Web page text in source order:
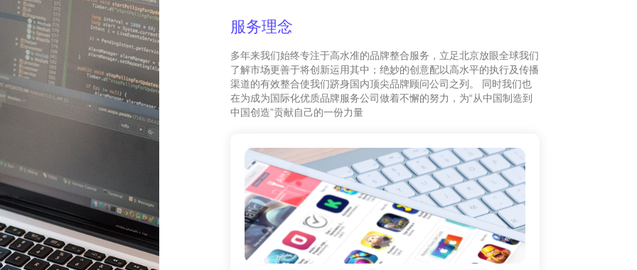
服务理念
多年来我们始终专注于高水准的品牌整合服务，立足北京放眼全球我们
了解市场更善于将创新运用其中；绝妙的创意配以高水平的执行及传播
渠道的有效整合使我们跻身国内顶尖品牌顾问公司之列。 同时我们也
在为成为国际化优质品牌服务公司做着不懈的努力，为“从中国制造到
中国创造”贡献自己的一份力量